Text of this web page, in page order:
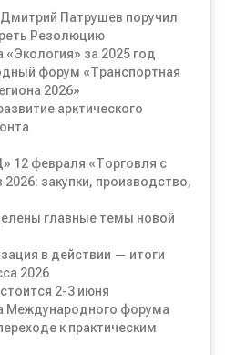
Патрушев поручил
Резолюцию
за 2025 год
форум «Транспортная
2026»
арктического
12 февраля «Торговля с
закупки, производство,
главные темы новой
в действии — итоги
2026
2-3 июня
Международного форума
к практическим